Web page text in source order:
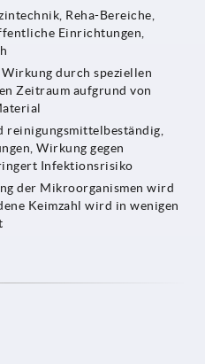
Reha-Bereiche,
Einrichtungen,
durch speziellen
Zeitraum aufgrund von
Wirkung gegen
Infektionsrisiko
der Mikroorganismen wird
Keimzahl wird in wenigen